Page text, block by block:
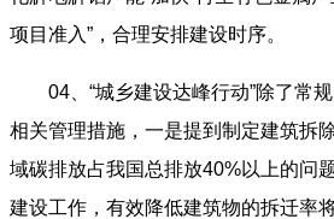
项目准入”，合理安排建设时序。
04、“城乡建设达峰行动”除了常
相关管理措施，一是提到制定建筑拆
域碳排放占我国总排放40%以上的问
建设工作，有效降低建筑物的拆迁率